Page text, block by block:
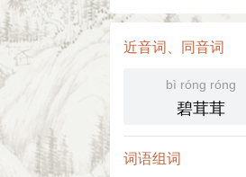
近音词、同音词
bì róng róng
碧茸茸
词语组词